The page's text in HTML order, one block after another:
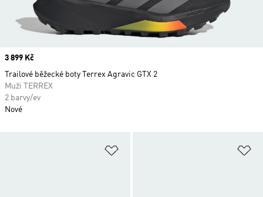
Price
3 899 Kč
Trailové běžecké boty Terrex Agravic GTX 2
Muži TERREX
2 barvy/ev
Nové